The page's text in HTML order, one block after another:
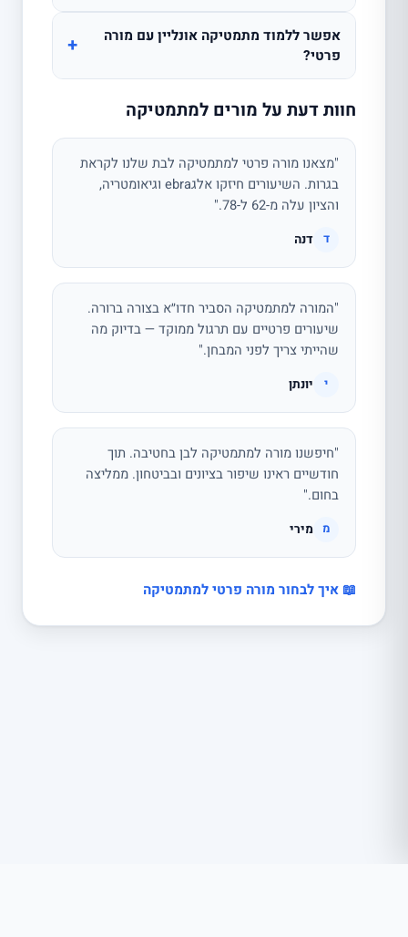
אפשר ללמוד מתמטיקה אונליין עם מורה
פרטי?
+
חוות דעת על מורים למתמטיקה
"מצאנו מורה פרטי למתמטיקה לבת שלנו לקראת
בגרות. השיעורים חיזקו אלגebra וגיאומטריה,
והציון עלה מ-62 ל-78."
ד דנה
"המורה למתמטיקה הסביר חדו״א בצורה ברורה.
שיעורים פרטיים עם תרגול ממוקד — בדיוק מה
שהייתי צריך לפני המבחן."
י יונתן
"חיפשנו מורה למתמטיקה לבן בחטיבה. תוך
חודשיים ראינו שיפור בציונים ובביטחון. ממליצה
בחום."
מ מירי
📖 איך לבחור מורה פרטי למתמטיקה